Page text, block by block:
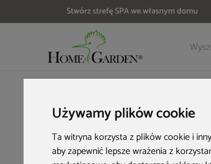
Używamy plików cookie
Ta witryna korzysta z plików cookie i
aby zapewnić lepsze wrażenia z
Stwórz strefę SPA we własnym domu
Szczegóły Opinie